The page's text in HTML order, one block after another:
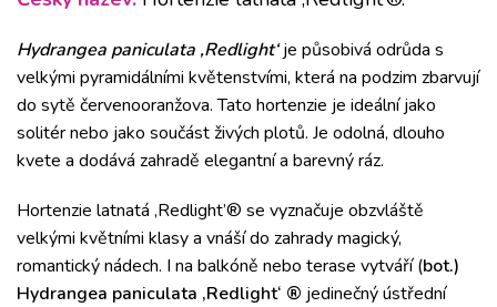
Hydrangea paniculata ‚Redlight‘je působivá odrůda s
velkými pyramidálními květenstvími, která na podzim zbarvují
do sytě červenooranžova. Tato hortenzie je ideální jako
solitér nebo jako součást živých plotů. Je odolná, dlouho
kvete a dodává zahradě elegantní a barevný ráz.
Hortenzie latnatá ‚Redlight’® se vyznačuje obzvláště
velkými květními klasy a vnáší do zahrady magický,
romantický nádech. I na balkóně nebo terase vytváří (bot.)
Hydrangea paniculata ‚Redlight‘ ® jedinečný ústřední